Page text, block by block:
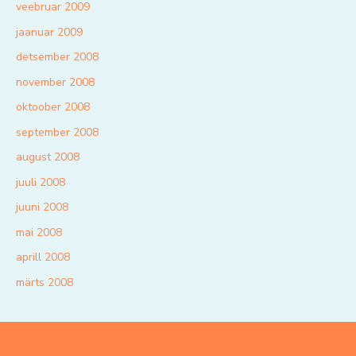
veebruar 2009
jaanuar 2009
detsember 2008
november 2008
oktoober 2008
september 2008
august 2008
juuli 2008
juuni 2008
mai 2008
aprill 2008
märts 2008